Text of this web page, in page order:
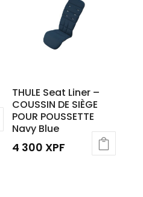
THULE Seat Liner –
COUSSIN DE SIÈGE
POUR POUSSETTE
Navy Blue
4 300 XPF